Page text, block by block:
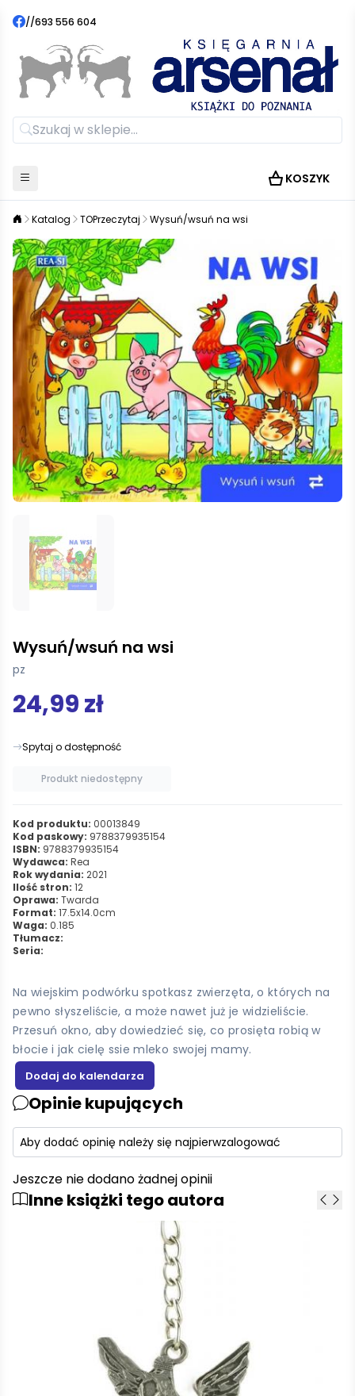
//693 556 604
KOSZYK
Katalog TOPrzeczytaj Wysuń/wsuń na wsi
Wysuń/wsuń na wsi
pz
24,99 zł
Spytaj o dostępność
Produkt niedostępny
Kod produktu: 00013849
Kod paskowy: 9788379935154
ISBN: 9788379935154
Wydawca: Rea
Rok wydania: 2021
Ilość stron: 12
Oprawa: Twarda
Format: 17.5x14.0cm
Waga: 0.185
Tłumacz:
Seria:
Na wiejskim podwórku spotkasz zwierzęta, o których na
pewno słyszeliście, a może nawet już je widzieliście.
Przesuń okno, aby dowiedzieć się, co prosięta robią w
błocie i jak cielę ssie mleko swojej mamy.
Opinie kupujących
Aby dodać opinię należy się najpierwzalogować
Jeszcze nie dodano żadnej opinii
Inne książki tego autora